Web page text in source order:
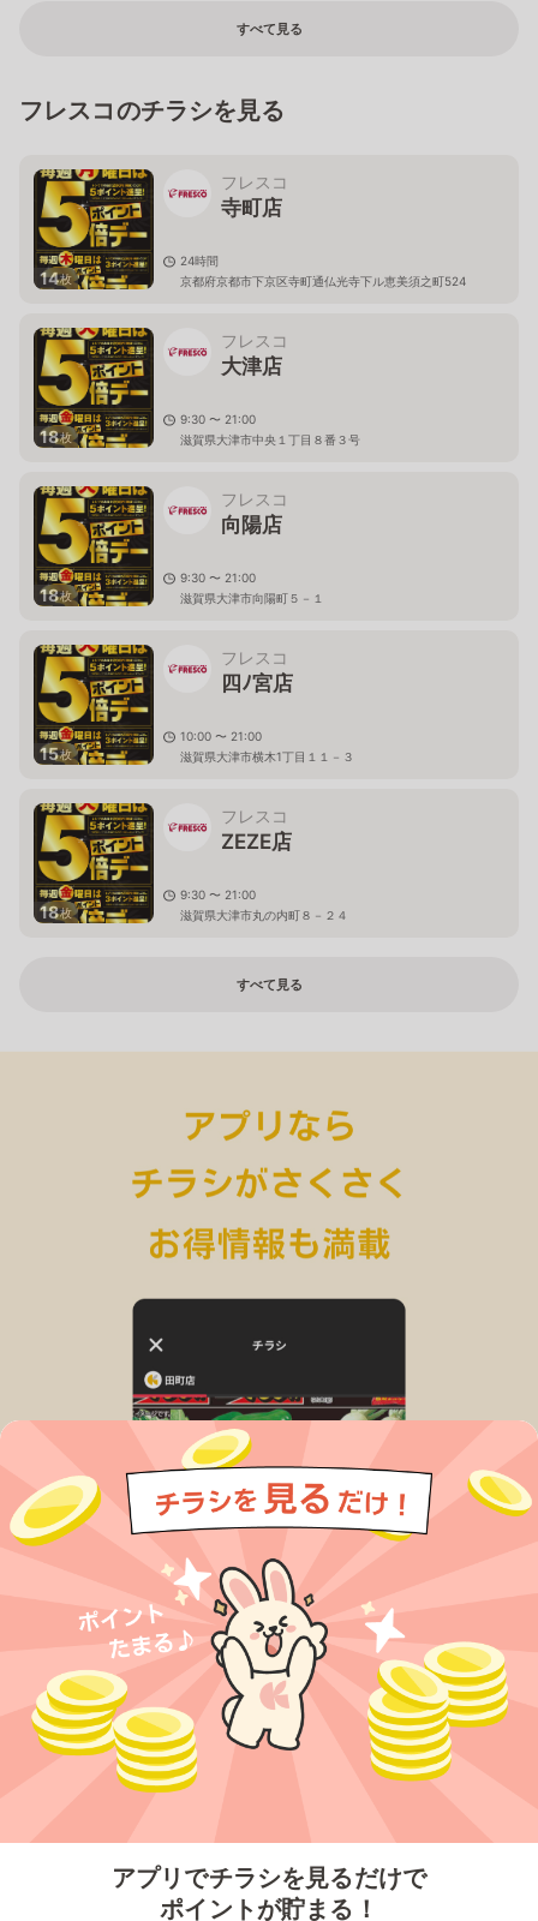
アプリでチラシを見るだけで
ポイントが貯まる！
すべて見る
フレスコのチラシを見る
14枚
フレスコ
寺町店
24時間
京都府京都市下京区寺町通仏光寺下ル恵美須之町524
18枚
フレスコ
大津店
9:30 〜 21:00
滋賀県大津市中央１丁目８番３号
18枚
フレスコ
向陽店
9:30 〜 21:00
滋賀県大津市向陽町５－１
15枚
フレスコ
四ﾉ宮店
10:00 〜 21:00
滋賀県大津市横木1丁目１１－３
18枚
フレスコ
ZEZE店
9:30 〜 21:00
滋賀県大津市丸の内町８－２４
すべて見る